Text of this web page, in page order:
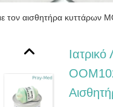
τον αισθητήρα κυττάρων